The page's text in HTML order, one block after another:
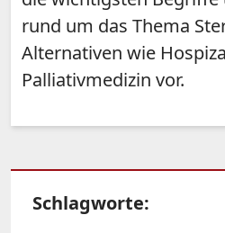
rund um das Thema
Alternativen wie
Palliativmedizin vor.
Schlagworte: